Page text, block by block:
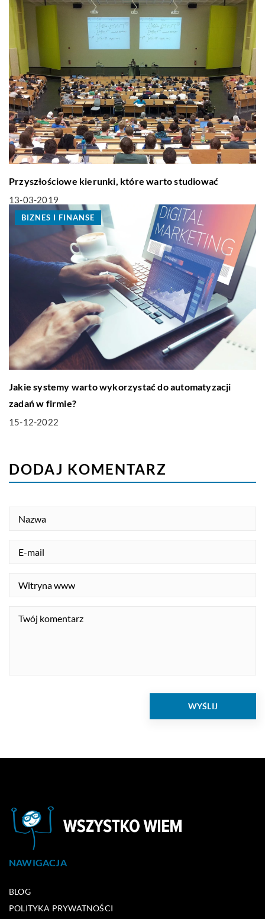
Przyszłościowe kierunki, które warto studiować
13-03-2019
BIZNES I FINANSE
Jakie systemy warto wykorzystać do automatyzacji
zadań w firmie?
15-12-2022
DODAJ KOMENTARZ
NAWIGACJA
BLOG
POLITYKA PRYWATNOŚCI